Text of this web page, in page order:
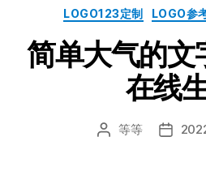
设
计
博
客
分
LOGO123定制 LOGO参
简单大气的
在线
文 等等
发